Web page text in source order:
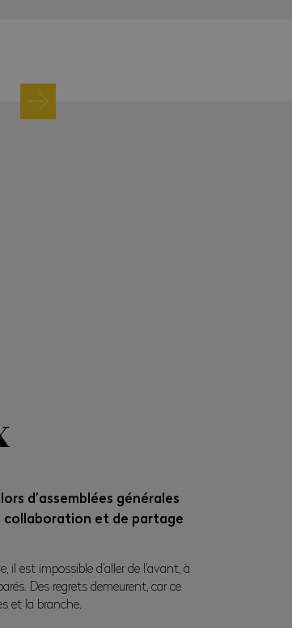
d’assemblées générales
collaboration et de partage
est impossible d’aller de l’avant, à
Des regrets demeurent, car ce
et la branche.